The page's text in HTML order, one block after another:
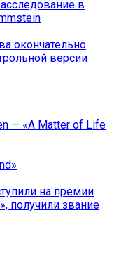
в
окончательно
версии
— «A Matter of Life
на премии
получили звание